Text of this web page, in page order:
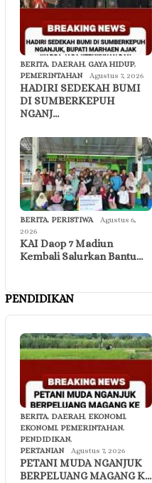
BERITA, DAERAH, GAYA HIDUP,
PEMERINTAHAN
Agustus 7, 2026
HADIRI SEDEKAH BUMI
DI SUMBERKEPUH
NGANJ…
BERITA, PERISTIWA
Agustus 6,
2026
KAI Daop 7 Madiun
Kembali Salurkan Bantu…
PENDIDIKAN
BERITA, DAERAH, EKONOMI,
EKONOMI, PEMERINTAHAN,
PENDIDIKAN,
PERTANIAN
Agustus 7, 2026
PETANI MUDA NGANJUK
BERPELUANG MAGANG K…